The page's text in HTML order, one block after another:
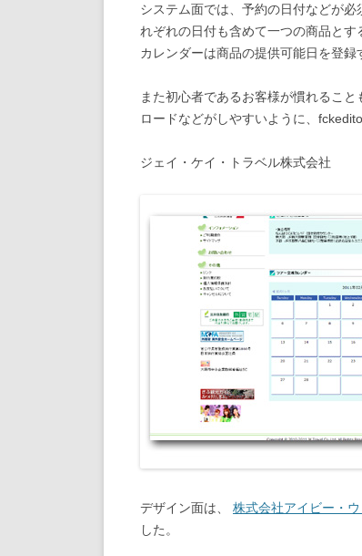
システム面では、予約の日付などが
れぞれの日付も含めて一つの商品とす
カレンダーは商品の提供可能日を登録
また初心者であるお客様が慣れるこ
ロードなどがしやすいように、
ジェイ・ケイ・トラベル株式会社
デザイン面は、 株式会社アイビー・
した。